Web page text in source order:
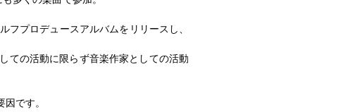
プロデュースアルバムをリリースし、
ての活動に限らず音楽作家としての活動
です。